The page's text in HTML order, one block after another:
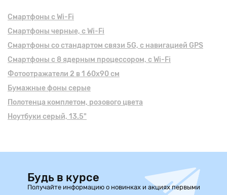
Смартфоны с Wi-Fi
Смартфоны черные, с Wi-Fi
Смартфоны cо стандартом связи 5G, с навигацией GPS
Смартфоны с 8 ядерным процессором, с Wi-Fi
Фотоотражатели 2 в 1 60х90 см
Бумажные фоны серые
Полотенца комплетом, розового цвета
Ноутбуки серый, 13.5"
Будь в курсе
Получайте информацию о новинках и акциях первыми